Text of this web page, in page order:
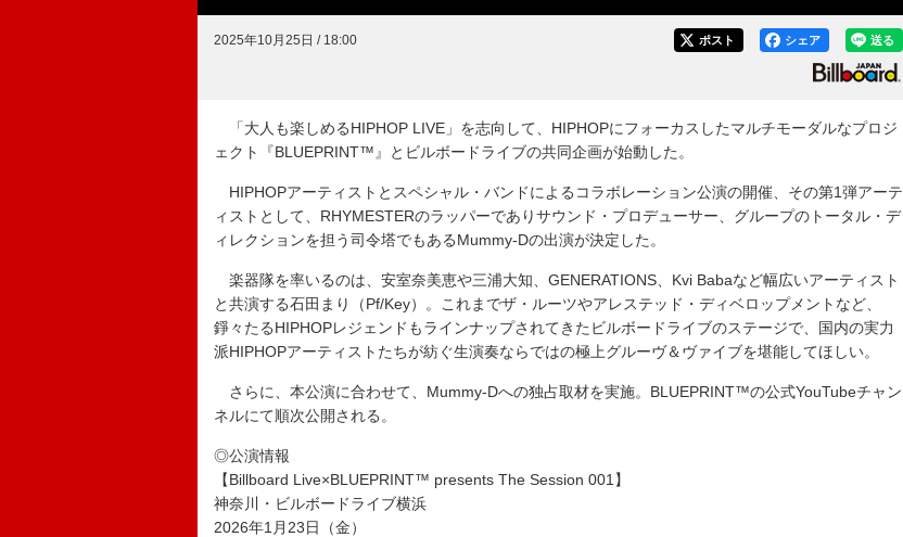
2025年10月25日 / 18:00 送る
シェア
ポスト
「大人も楽しめるHIPHOP LIVE」を志向して、HIPHOPにフォーカスしたマルチモーダルなプロジ
ェクト『BLUEPRINT™』とビルボードライブの共同企画が始動した。
HIPHOPアーティストとスペシャル・バンドによるコラボレーション公演の開催、その第1弾アーテ
ィストとして、RHYMESTERのラッパーでありサウンド・プロデューサー、グループのトータル・デ
ィレクションを担う司令塔でもあるMummy-Dの出演が決定した。
楽器隊を率いるのは、安室奈美恵や三浦大知、GENERATIONS、Kvi Babaなど幅広いアーティスト
と共演する石田まり（Pf/Key）。これまでザ・ルーツやアレステッド・ディベロップメントなど、
錚々たるHIPHOPレジェンドもラインナップされてきたビルボードライブのステージで、国内の実力
派HIPHOPアーティストたちが紡ぐ生演奏ならではの極上グルーヴ＆ヴァイブを堪能してほしい。
さらに、本公演に合わせて、Mummy-Dへの独占取材を実施。BLUEPRINT™の公式YouTubeチャン
ネルにて順次公開される。
◎公演情報
【Billboard Live×BLUEPRINT™ presents The Session 001】
神奈川・ビルボードライブ横浜
2026年1月23日（金）